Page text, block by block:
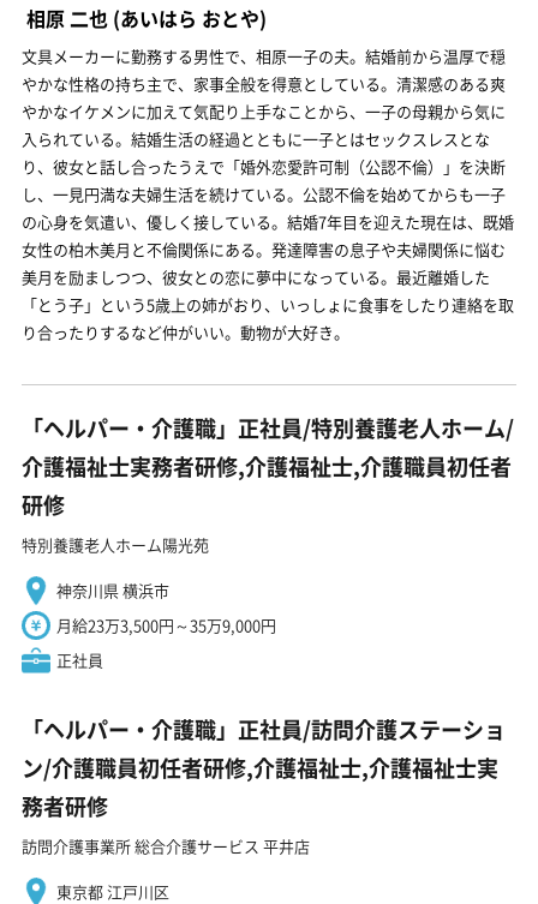
相原 二也 (あいはら おとや)
文具メーカーに勤務する男性で、相原一子の夫。結婚前から温厚で穏
やかな性格の持ち主で、家事全般を得意としている。清潔感のある爽
やかなイケメンに加えて気配り上手なことから、一子の母親から気に
入られている。結婚生活の経過とともに一子とはセックスレスとな
り、彼女と話し合ったうえで「婚外恋愛許可制（公認不倫）」を決断
し、一見円満な夫婦生活を続けている。公認不倫を始めてからも一子
の心身を気遣い、優しく接している。結婚7年目を迎えた現在は、既婚
女性の柏木美月と不倫関係にある。発達障害の息子や夫婦関係に悩む
美月を励ましつつ、彼女との恋に夢中になっている。最近離婚した
「とう子」という5歳上の姉がおり、いっしょに食事をしたり連絡を取
り合ったりするなど仲がいい。動物が大好き。
「ヘルパー・介護職」正社員/特別養護老人ホーム/
介護福祉士実務者研修,介護福祉士,介護職員初任者
研修
特別養護老人ホーム陽光苑
神奈川県 横浜市
月給23万3,500円～35万9,000円
正社員
「ヘルパー・介護職」正社員/訪問介護ステーショ
ン/介護職員初任者研修,介護福祉士,介護福祉士実
務者研修
訪問介護事業所 総合介護サービス 平井店
東京都 江戸川区